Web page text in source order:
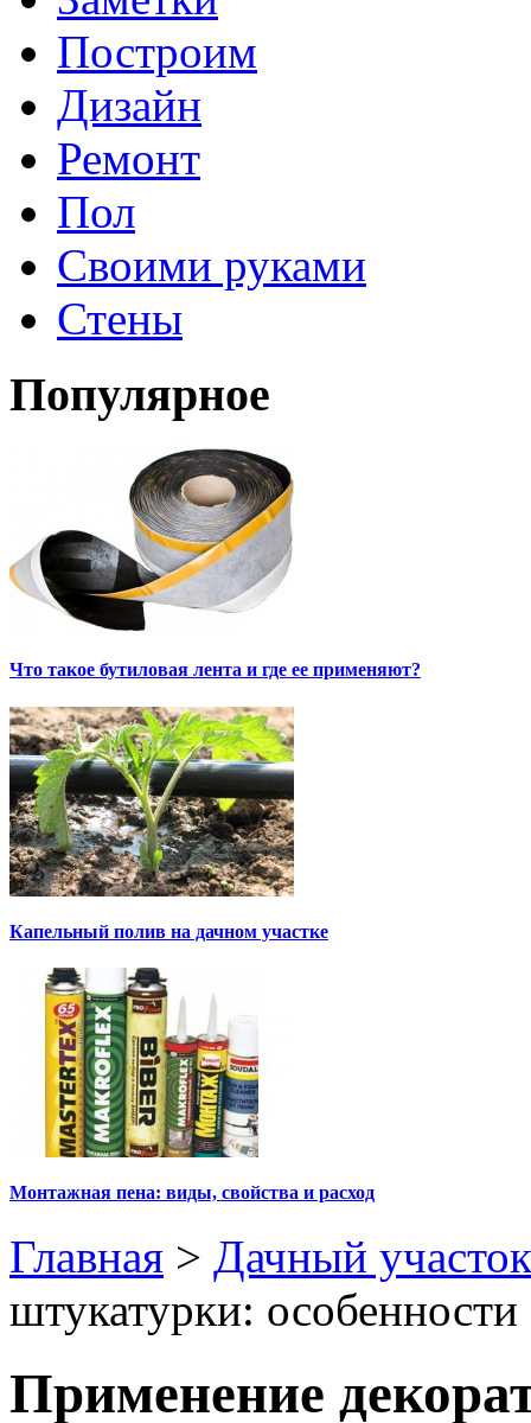
Построим
Дизайн
Ремонт
Пол
Своими руками
Стены
Популярное
Что такое бутиловая лента и где ее применяют?
Капельный полив на дачном участке
Монтажная пена: виды, свойства и расход
Главная > Дачный участок
штукатурки: особенности
Применение